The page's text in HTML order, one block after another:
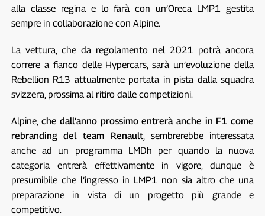
alla classe regina e lo farà con un’Oreca LMP1 gestita
sempre in collaborazione con Alpine.
La vettura, che da regolamento nel 2021 potrà ancora
correre a fianco delle Hypercars, sarà un’evoluzione della
Rebellion R13 attualmente portata in pista dalla squadra
svizzera, prossima al ritiro dalle competizioni.
Alpine, che dall’anno prossimo entrerà anche in F1 come
rebranding del team Renault, sembrerebbe interessata
anche ad un programma LMDh per quando la nuova
categoria entrerà effettivamente in vigore, dunque è
presumibile che l’ingresso in LMP1 non sia altro che una
preparazione in vista di un progetto più grande e
competitivo.